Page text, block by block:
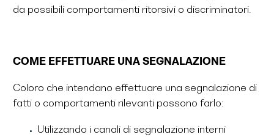
da possibili comportamenti ritorsivi o discriminatori.
COME EFFETTUARE UNA SEGNALAZIONE
Coloro che intendano effettuare una segnalazione di
fatti o comportamenti rilevanti possono farlo:
Utilizzando i canali di segnalazione interni